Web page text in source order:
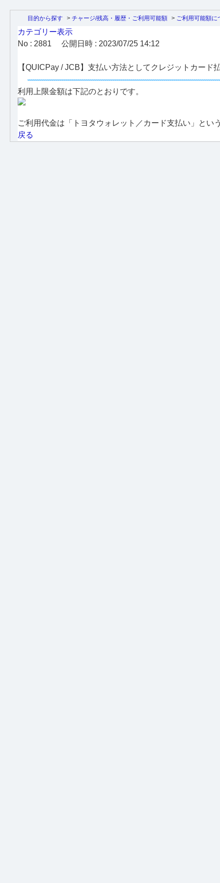
目的から探す > チャージ/残高・履歴・ご利用可能額 > ご利用可能額に
カテゴリー表示
No : 2881
公開日時 : 2023/07/25 14:12
【QUICPay / JCB】支払い方法としてクレジットカー
利用上限金額は下記のとおりです。
ご利用代金は「トヨタウォレット／カード支払い」と
戻る